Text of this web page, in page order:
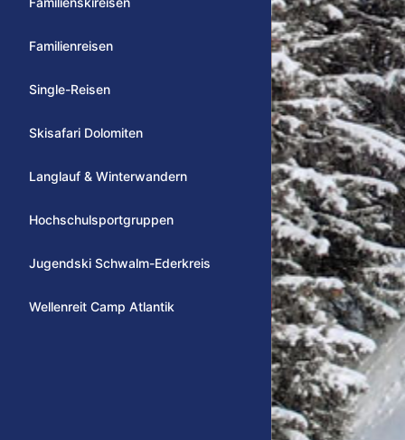
Familienreisen
Single-Reisen
Skisafari Dolomiten
Langlauf & Winterwandern
Hochschulsportgruppen
Jugendski Schwalm-Ederkreis
Wellenreit Camp Atlantik